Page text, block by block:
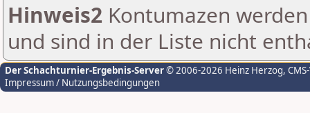
Hinweis2 Kontumazen
und sind in der Liste nicht
Der Schachturnier-Ergebnis-Server© 2006-2026 Heinz Herzog,
Impressum / Nutzungsbedingungen